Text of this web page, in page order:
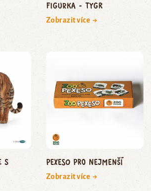
Figurka - tygr
Zobrazit více →
s
Pexeso pro nejmenší
Zobrazit více →